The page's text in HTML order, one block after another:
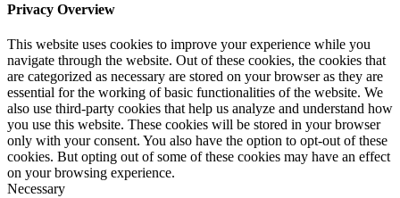
Privacy Overview
This website uses cookies to improve your experience while you
navigate through the website. Out of these cookies, the cookies that
are categorized as necessary are stored on your browser as they are
essential for the working of basic functionalities of the website. We
also use third-party cookies that help us analyze and understand how
you use this website. These cookies will be stored in your browser
only with your consent. You also have the option to opt-out of these
cookies. But opting out of some of these cookies may have an effect
on your browsing experience.
Necessary